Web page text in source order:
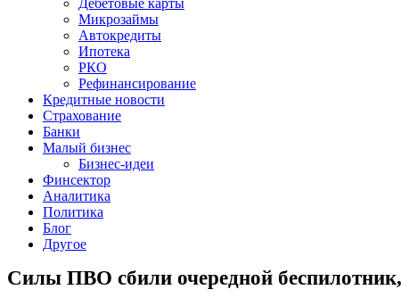
Дебетовые карты
Микрозаймы
Автокредиты
Ипотека
РКО
Рефинансирование
Кредитные новости
Страхование
Банки
Малый бизнес
Бизнес-идеи
Финсектор
Аналитика
Политика
Блог
Другое
Силы ПВО сбили очередной